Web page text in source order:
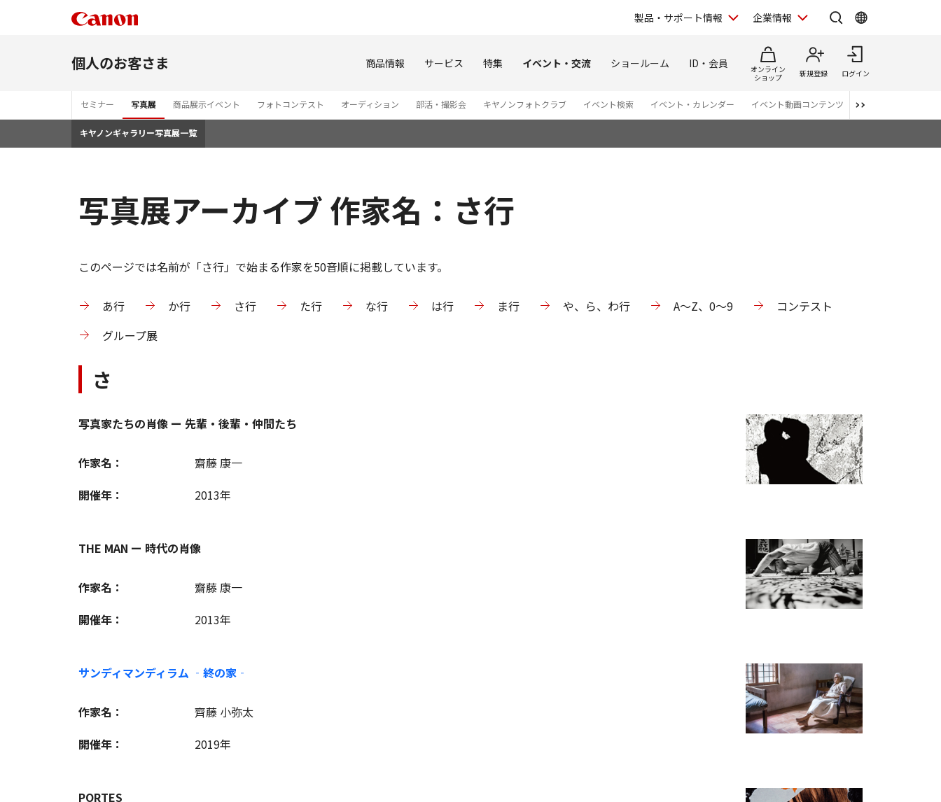
製品・サポート情報 企業情報
個人のお客さま 商品情報 サービス 特集 イベント・交流 ショールーム ID・会員
オンライン
ショップ
新規登録 ログイン
セミナー 写真展 商品展示イベント フォトコンテスト オーディション 部活・撮影会 キヤノンフォトクラブ イベント検索 イベント・カレンダー イベント動画コンテンツ 番組スタッフが語
キヤノンギャラリー写真展一覧
写真展アーカイブ 作家名：さ行
このページでは名前が「さ行」で始まる作家を50音順に掲載しています。
あ行 か行 さ行 た行 な行 は行 ま行 や、ら、わ行 A～Z、0～9
コンテスト
グループ展
さ
写真家たちの肖像 ー 先輩・後輩・仲間たち
作家名：
齋藤 康一
開催年：
2013年
THE MAN ー 時代の肖像
作家名：
齋藤 康一
開催年：
2013年
サンディマンディラム ‐終の家‐
作家名：
齊藤 小弥太
開催年：
2019年
PORTES